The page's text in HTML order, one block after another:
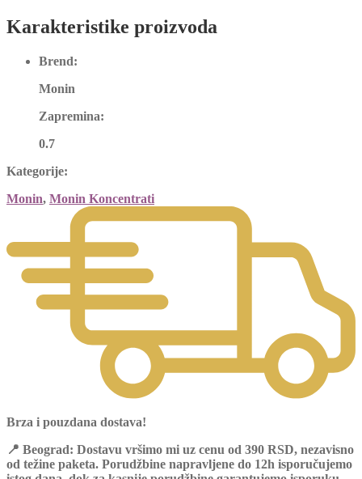
Karakteristike proizvoda
Brend:
Monin
Zapremina:
0.7
Kategorije:
Monin, Monin Koncentrati
Brza i pouzdana dostava!
📍 Beograd: Dostavu vršimo mi uz cenu od 390 RSD, nezavisno
od težine paketa. Porudžbine napravljene do 12h isporučujemo